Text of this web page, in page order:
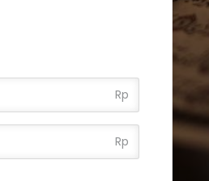
Rp
Rp